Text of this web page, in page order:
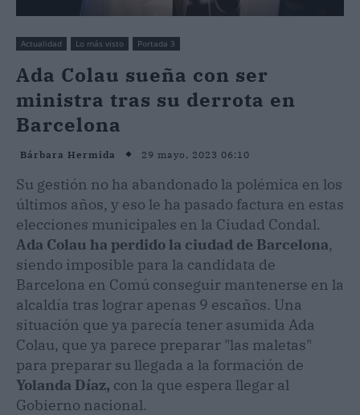
Actualidad Lo más visto Portada 3
Ada Colau sueña con ser
ministra tras su derrota en
Barcelona
Bárbara Hermida 29 mayo, 2023 06:10
Su gestión no ha abandonado la polémica en los
últimos años, y eso le ha pasado factura en estas
elecciones municipales en la Ciudad Condal.
Ada Colau ha perdido la ciudad de Barcelona,
siendo imposible para la candidata de
Barcelona en Comú conseguir mantenerse en la
alcaldía tras lograr apenas 9 escaños. Una
situación que ya parecía tener asumida Ada
Colau, que ya parece preparar "las maletas"
para preparar su llegada a la formación de
Yolanda Díaz, con la que espera llegar al
Gobierno nacional.